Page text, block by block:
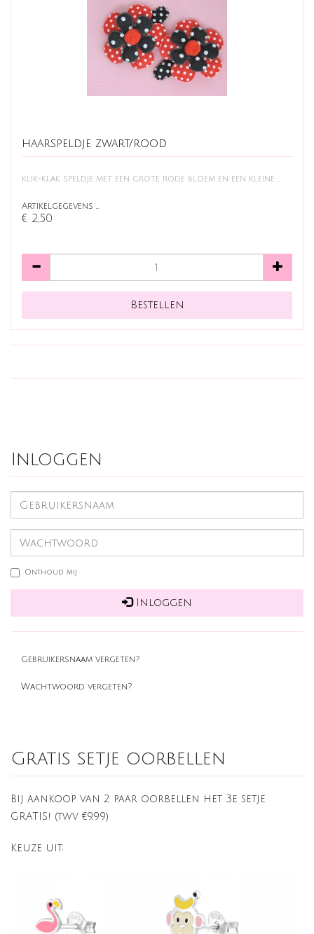
haarspeldje zwart/rood
klik-klak speldje met een grote rode bloem en een kleine ...
Artikelgegevens …
€ 2,50
Inloggen
Onthoud mij
Inloggen
Gebruikersnaam vergeten?
Wachtwoord vergeten?
Gratis setje oorbellen
Bij aankoop van 2 paar oorbellen het 3e setje
GRATIS! (twv €9,99)
Keuze uit: